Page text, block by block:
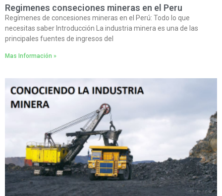
Regimenes conseciones mineras en el Peru
Regímenes de concesiones mineras en el Perú: Todo lo que
necesitas saber Introducción La industria minera es una de las
principales fuentes de ingresos del
Mas Información »